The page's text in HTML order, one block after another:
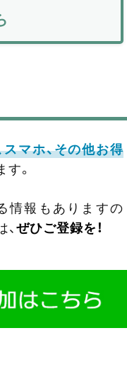
スマホ、その他お得
。
情報もありますの
ぜひご登録を！